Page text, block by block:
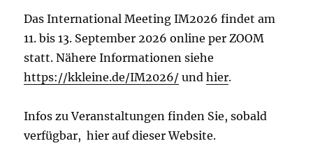
Das International Meeting IM2026 findet am
11. bis 13. September 2026 online per ZOOM
statt. Nähere Informationen siehe
https://kkleine.de/IM2026/ undhier.
Infos zu Veranstaltungen finden Sie, sobald
verfügbar, hier auf dieser Website.